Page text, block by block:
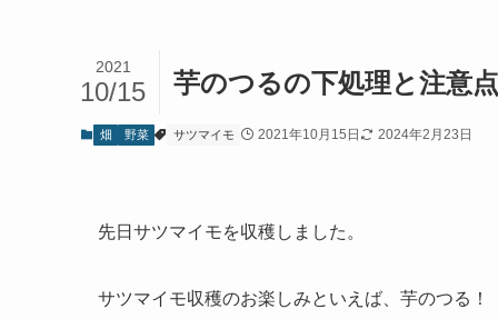
芋のつるの下処理と注意点
2021
10/15
畑 野菜 サツマイモ 2021年10月15日 2024年2月23日
先日サツマイモを収穫しました。
サツマイモ収穫のお楽しみといえば、芋のつる！